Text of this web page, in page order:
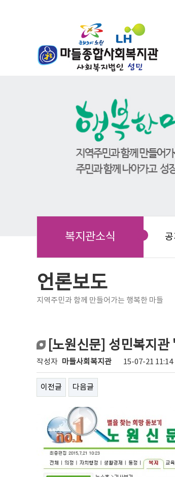
복지관소식
언론보도
지역주민과 함께 만들어가는 행복한 마들
[노원신문] 성민복지
작성자 마들사회복지관 15-07-21 11:14
이전글 다음글